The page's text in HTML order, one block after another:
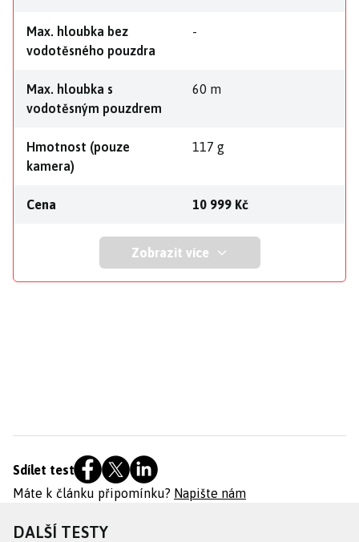
Max. hloubka bez
vodotěsného pouzdra
-
Max. hloubka s
vodotěsným pouzdrem
60 m
Hmotnost (pouze
kamera)
117 g
Cena 10 999 Kč
Zobrazit více
Sdílet test
Máte k článku připomínku? Napište nám
DALŠÍ TESTY